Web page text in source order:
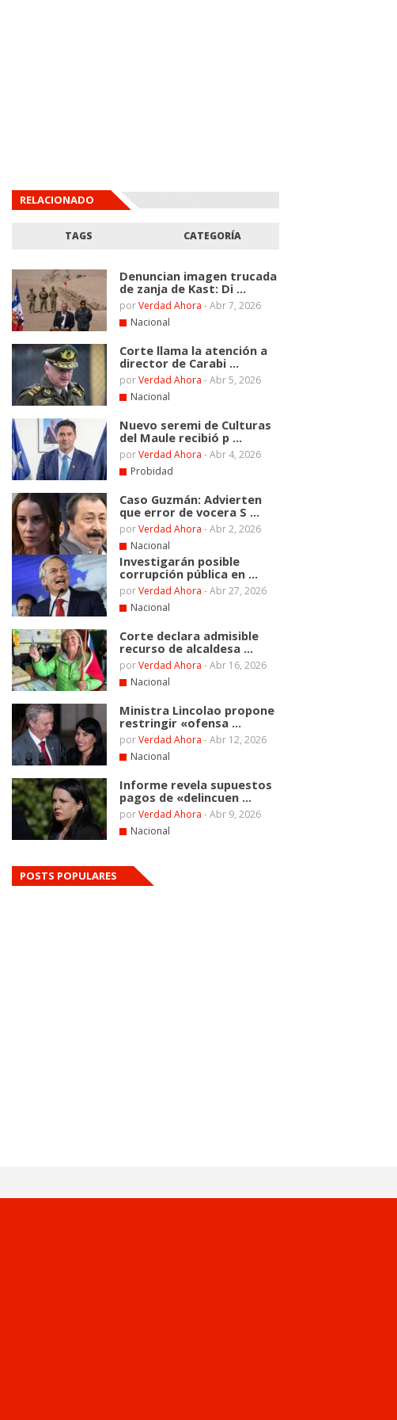
RELACIONADO
TAGS CATEGORÍA
Denuncian imagen trucada
de zanja de Kast: Di ...
porVerdad Ahora -Abr 7, 2026
Nacional
Corte llama la atención a
director de Carabi ...
porVerdad Ahora -Abr 5, 2026
Nacional
Nuevo seremi de Culturas
del Maule recibió p ...
porVerdad Ahora -Abr 4, 2026
Probidad
Caso Guzmán: Advierten
que error de vocera S ...
porVerdad Ahora -Abr 2, 2026
Nacional
Investigarán posible
corrupción pública en ...
porVerdad Ahora -Abr 27, 2026
Nacional
Corte declara admisible
recurso de alcaldesa ...
porVerdad Ahora -Abr 16, 2026
Nacional
Ministra Lincolao propone
restringir «ofensa ...
porVerdad Ahora -Abr 12, 2026
Nacional
Informe revela supuestos
pagos de «delincuen ...
porVerdad Ahora -Abr 9, 2026
Nacional
POSTS POPULARES